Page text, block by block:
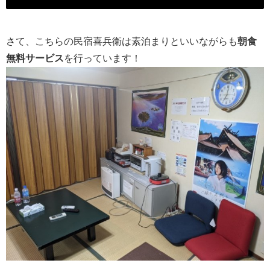
さて、こちらの民宿喜兵衛は素泊まりといいながらも朝食
無料サービスを行っています！